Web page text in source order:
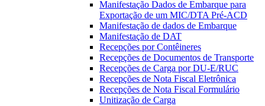
Manifestação Dados de Embarque para
Exportação de um MIC/DTA Pré-ACD
Manifestação de dados de Embarque
Manifestação de DAT
Recepções por Contêineres
Recepções de Documentos de Transporte
Recepções de Carga por DU-E/RUC
Recepções de Nota Fiscal Eletrônica
Recepções de Nota Fiscal Formulário
Unitização de Carga